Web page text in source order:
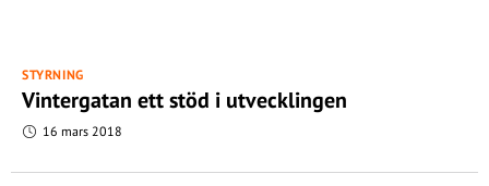
STYRNING
Vintergatan ett stöd i utvecklingen
16 mars 2018